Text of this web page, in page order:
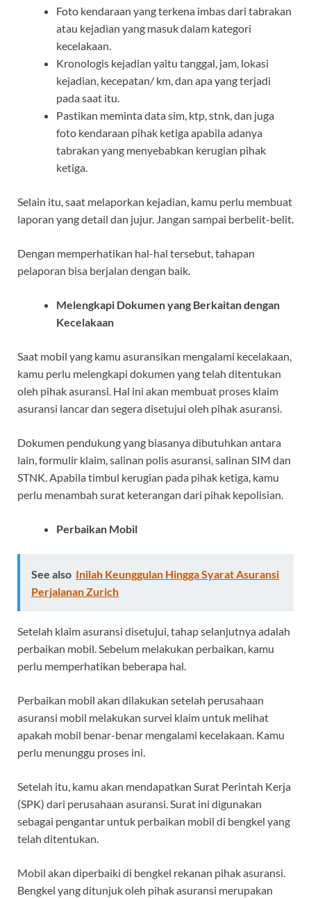
Foto kendaraan yang terkena imbas dari tabrakan
atau kejadian yang masuk dalam kategori
kecelakaan.
Kronologis kejadian yaitu tanggal, jam, lokasi
kejadian, kecepatan/ km, dan apa yang terjadi
pada saat itu.
Pastikan meminta data sim, ktp, stnk, dan juga
foto kendaraan pihak ketiga apabila adanya
tabrakan yang menyebabkan kerugian pihak
ketiga.
Selain itu, saat melaporkan kejadian, kamu perlu membuat
laporan yang detail dan jujur. Jangan sampai berbelit-belit.
Dengan memperhatikan hal-hal tersebut, tahapan
pelaporan bisa berjalan dengan baik.
Melengkapi Dokumen yang Berkaitan dengan
Kecelakaan
Saat mobil yang kamu asuransikan mengalami kecelakaan,
kamu perlu melengkapi dokumen yang telah ditentukan
oleh pihak asuransi. Hal ini akan membuat proses klaim
asuransi lancar dan segera disetujui oleh pihak asuransi.
Dokumen pendukung yang biasanya dibutuhkan antara
lain, formulir klaim, salinan polis asuransi, salinan SIM dan
STNK. Apabila timbul kerugian pada pihak ketiga, kamu
perlu menambah surat keterangan dari pihak kepolisian.
Perbaikan Mobil
See also Inilah Keunggulan Hingga Syarat Asuransi
Perjalanan Zurich
Setelah klaim asuransi disetujui, tahap selanjutnya adalah
perbaikan mobil. Sebelum melakukan perbaikan, kamu
perlu memperhatikan beberapa hal.
Perbaikan mobil akan dilakukan setelah perusahaan
asuransi mobil melakukan survei klaim untuk melihat
apakah mobil benar-benar mengalami kecelakaan. Kamu
perlu menunggu proses ini.
Setelah itu, kamu akan mendapatkan Surat Perintah Kerja
(SPK) dari perusahaan asuransi. Surat ini digunakan
sebagai pengantar untuk perbaikan mobil di bengkel yang
telah ditentukan.
Mobil akan diperbaiki di bengkel rekanan pihak asuransi.
Bengkel yang ditunjuk oleh pihak asuransi merupakan